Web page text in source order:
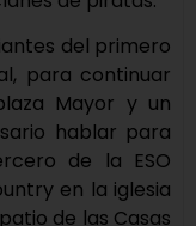
del primero
para continuar
Mayor y un
hablar para
de la ESO
en la iglesia
de las Casas